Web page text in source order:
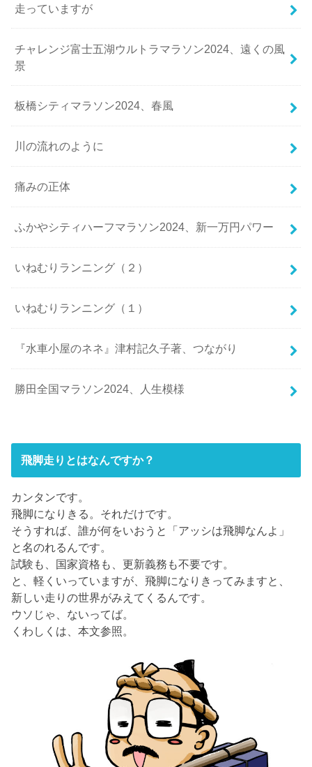
走っていますが
チャレンジ富士五湖ウルトラマラソン2024、遠くの風
景
板橋シティマラソン2024、春風
川の流れのように
痛みの正体
ふかやシティハーフマラソン2024、新一万円パワー
いねむりランニング（２）
いねむりランニング（１）
『水車小屋のネネ』津村記久子著、つながり
勝田全国マラソン2024、人生模様
飛脚走りとはなんですか？
カンタンです。
飛脚になりきる。それだけです。
そうすれば、誰が何をいおうと「アッシは飛脚なんよ」
と名のれるんです。
試験も、国家資格も、更新義務も不要です。
と、軽くいっていますが、飛脚になりきってみますと、
新しい走りの世界がみえてくるんです。
ウソじゃ、ないってば。
くわしくは、本文参照。